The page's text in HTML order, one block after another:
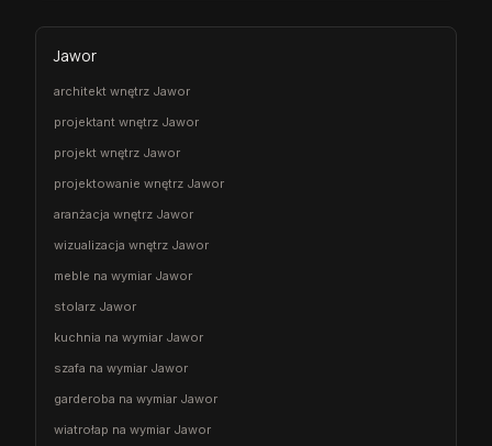
Jawor
architekt wnętrz Jawor
projektant wnętrz Jawor
projekt wnętrz Jawor
projektowanie wnętrz Jawor
aranżacja wnętrz Jawor
wizualizacja wnętrz Jawor
meble na wymiar Jawor
stolarz Jawor
kuchnia na wymiar Jawor
szafa na wymiar Jawor
garderoba na wymiar Jawor
wiatrołap na wymiar Jawor